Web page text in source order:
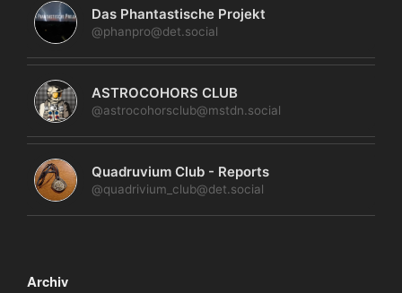
Das Phantastische Projekt
@phanpro@det.social
ASTROCOHORS CLUB
@astrocohorsclub@mstdn.social
Quadruvium Club - Reports
@quadrivium_club@det.social
Archiv